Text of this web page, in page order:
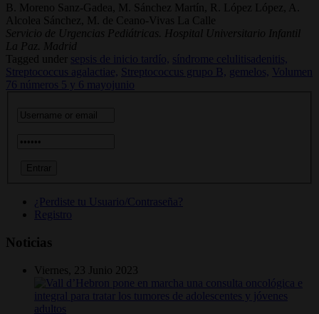
B. Moreno Sanz-Gadea, M. Sánchez Martín, R. López López, A.
Alcolea Sánchez, M. de Ceano-Vivas La Calle
Servicio de Urgencias Pediátricas. Hospital Universitario Infantil
La Paz. Madrid
Tagged under
sepsis de inicio tardío, síndrome celulitisadenitis,
Streptococcus agalactiae,
Streptococcus grupo B, gemelos,
Volumen
76 números 5 y 6 mayojunio
¿Perdiste tu Usuario/Contraseña?
Registro
Noticias
Viernes, 23 Junio 2023